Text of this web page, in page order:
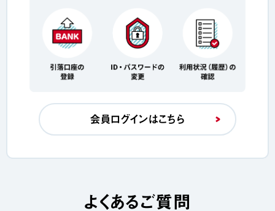
会員ログインはこちら
よくあるご質問